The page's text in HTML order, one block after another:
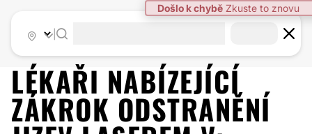
Došlo k chybě Zkuste to znovu
LÉKAŘI NABÍZEJÍCÍ
ZÁKROK ODSTRANĚNÍ